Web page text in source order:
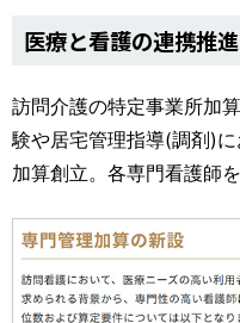
医療と看護の連携推進
訪問介護の特定事業所加
験や居宅管理指導(調剤)
加算創立。各専門看護師